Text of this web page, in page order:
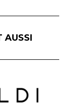
AUSSI